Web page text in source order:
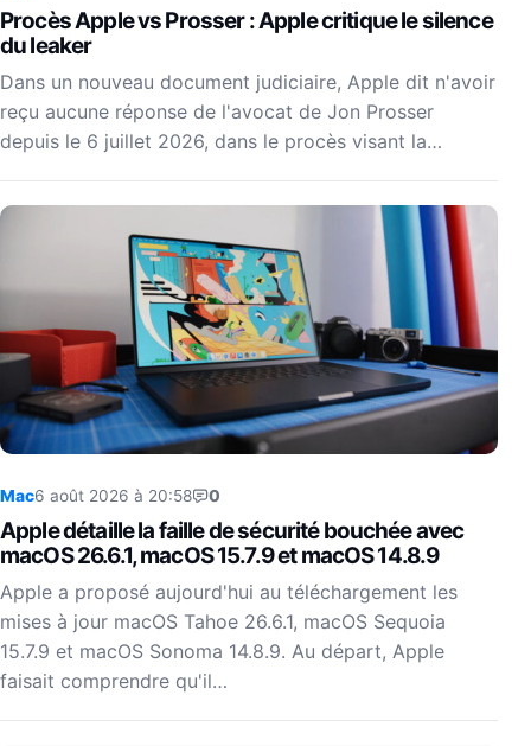
Procès Apple vs Prosser : Apple critique le silence
du leaker
Dans un nouveau document judiciaire, Apple dit n'avoir
reçu aucune réponse de l'avocat de Jon Prosser
depuis le 6 juillet 2026, dans le procès visant la…
Mac6 août 2026 à 20:58 0
Apple détaille la faille de sécurité bouchée avec
macOS 26.6.1, macOS 15.7.9 et macOS 14.8.9
Apple a proposé aujourd'hui au téléchargement les
mises à jour macOS Tahoe 26.6.1, macOS Sequoia
15.7.9 et macOS Sonoma 14.8.9. Au départ, Apple
faisait comprendre qu'il…